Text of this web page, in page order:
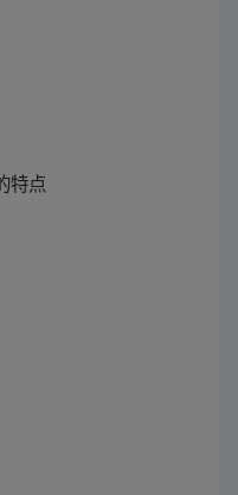
特点